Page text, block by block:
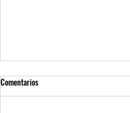
Comentarios